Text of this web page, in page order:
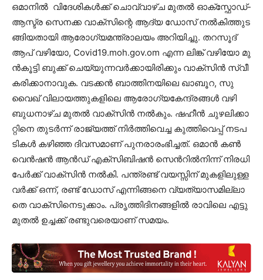
ഒമാനിൽ ​ വി​ദേ​ശി​ക​ൾ​ക്ക്​ ചൊ​വ്വാ​ഴ്​​ച മു​ത​ൽ ഓ​ക്സ്ഫോ​ഡ്​-​
ആ​സ്ട്ര സെ​ന​ക്ക വാ​ക്​​സിന്റെ ആ​ദ്യ ഡോ​സ് ന​ൽ​കി​ത്തു​ട​
ങ്ങി​യ​താ​യി ആ​രോ​ഗ്യ​മ​ന്ത്രാ​ല​യം അ​റി​യി​ച്ചു. ത​റ​സൂ​ദ്​
ആ​പ്​ വ​ഴി​യോ, Covid19.moh.gov.om എ​ന്ന ലി​ങ്ക്​ വ​ഴി​യോ മു​
ൻ​കൂ​ട്ടി ബു​ക്ക്​ ചെ​യ്യു​ന്ന​വ​ർ​ക്കാ​യി​രി​ക്കും വാ​ക്​​സി​ൻ സ്വീ​
ക​രി​ക്കാ​നാ​വു​ക. വ​ട​ക്ക​ൻ ബാ​ത്തി​ന​യി​ലെ ഖാ​ബൂ​റ, സു​
വൈ​ഖ്​ വി​ലാ​യ​ത്തു​ക​ളി​ലെ ആ​രോ​ഗ്യ​കേ​ന്ദ്ര​ങ്ങ​ൾ വ​ഴി
ബു​ധ​നാ​ഴ്​​ച മു​ത​ൽ​ വാ​ക്​​സി​ൻ ന​ൽ​കും. ഷ​ഹീ​ൻ ചു​ഴ​ലി​ക്കാ​
റ്റി​നെ തു​ട​ർ​ന്ന്​ രാ​ജ്യ​ത്ത്​ നി​ർ​ത്തി​വെ​ച്ച കു​ത്തി​വെ​പ്പ്​ ന​ട​പ​
ടി​ക​ൾ ക​ഴി​ഞ്ഞ ദി​വ​സ​മാ​ണ്​ പു​ന​രാ​രം​ഭി​ച്ച​ത്. ഒ​മാ​ൻ ക​ൺ​
വെ​ൻ​ഷ​ൻ ആ​ൻ​ഡ്​ എ​ക്​​സി​ബി​ഷ​ൻ സെൻറി​ൽ​നി​ന്ന്​ നി​ര​ധി
പേ​ർ​ക്ക്​ വാ​ക്​​സി​ൻ ന​ൽ​കി. പ​ന്ത്ര​ണ്ട്​ വ​യ​സ്സി​ന്​ മു​ക​ളി​ലു​ള്ള​
വ​ർ​ക്ക്​ ഒ​ന്ന്, ര​ണ്ട്​ ഡോ​സ്​ എ​ന്നി​ങ്ങ​നെ വ്യ​ത്യാ​സ​മി​ല്ലാ​
തെ വാ​ക്​​സി​നെ​ടു​ക്കാം. ​പ്രൃ​ത്തി​ദി​ന​ങ്ങ​ളി​ൽ രാ​വി​ലെ എ​ട്ടു​
മു​ത​ൽ ഉ​ച്ച​ക്ക്​ ര​ണ്ടു​വ​രെ​യാ​ണ് സമയം.